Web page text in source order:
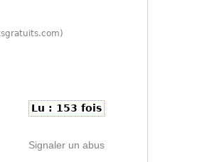
Lu : 153 fois
Signaler un abus